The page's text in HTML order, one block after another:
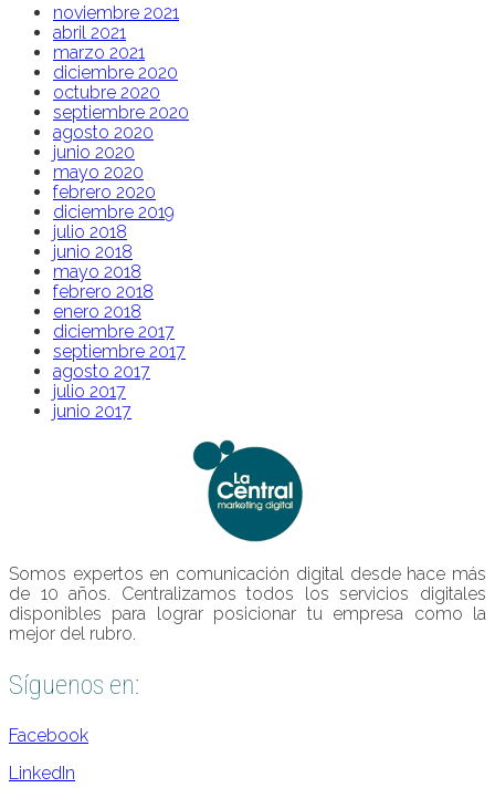
noviembre 2021
abril 2021
marzo 2021
diciembre 2020
octubre 2020
septiembre 2020
agosto 2020
junio 2020
mayo 2020
febrero 2020
diciembre 2019
julio 2018
junio 2018
mayo 2018
febrero 2018
enero 2018
diciembre 2017
septiembre 2017
agosto 2017
julio 2017
junio 2017
Somos expertos en comunicación digital desde hace más
de 10 años. Centralizamos todos los servicios digitales
disponibles para lograr posicionar tu empresa como la
mejor del rubro.
Síguenos en:
Facebook
LinkedIn